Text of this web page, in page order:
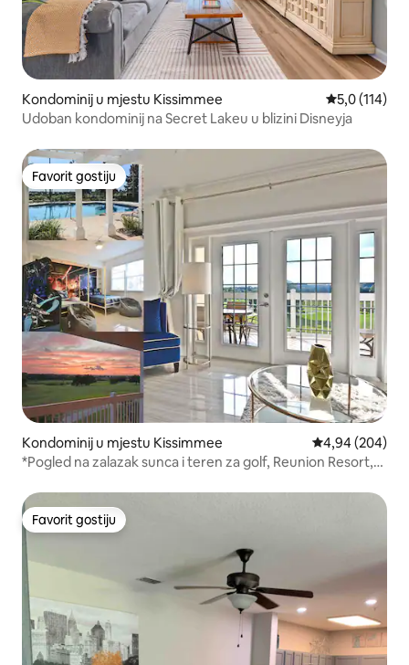
Kondominij u mjestu Kissimmee Prosječna
5,0 (114)
Udoban kondominij na Secret Lakeu u blizini Disneyja
Favorit gostiju
Favorit gostiju
Kondominij u mjestu Kissimmee Prosječna
4,94 (204)
*Pogled na zalazak sunca i teren za golf, Reunion Resort,
Favorit gostiju
Favorit gostiju